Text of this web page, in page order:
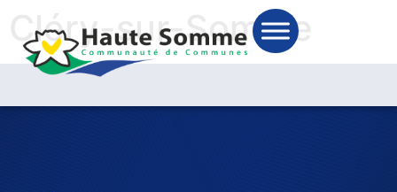
Cléry-sur-Somme